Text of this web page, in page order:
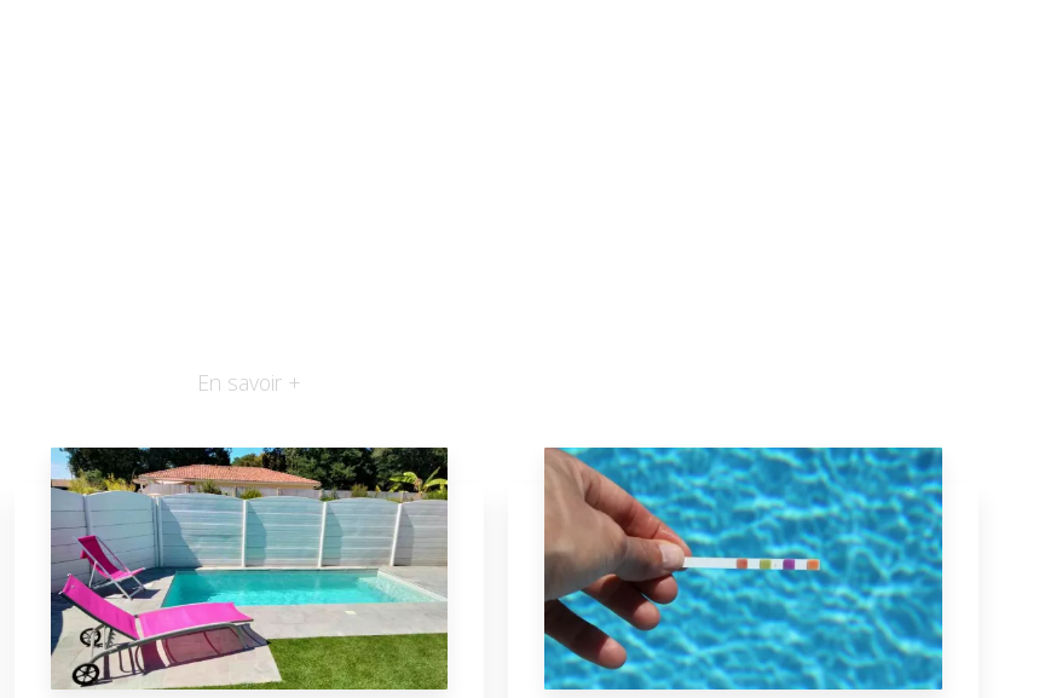
En savoir +